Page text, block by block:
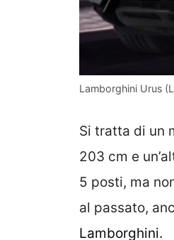
Lamborghini Urus
Si tratta di un
203 cm e
5 posti, ma
al passato,
Lamborghini.